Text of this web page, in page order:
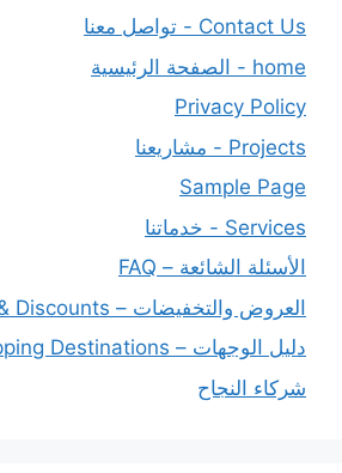
Contact Us - تواصل معنا
home - الصفحة الرئيسية
Privacy Policy
Projects - مشاريعنا
Sample Page
Services - خدماتنا
الأسئلة الشائعة – FAQ
العروض والتخفيضات – Offers & Discounts
دليل الوجهات – Shipping Destinations
شركاء النجاح